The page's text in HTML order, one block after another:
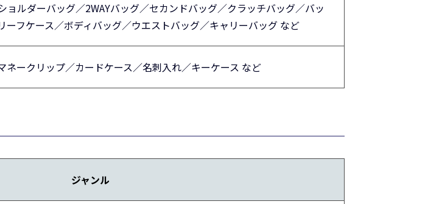
ョルダーバッグ／2WAYバッグ／セカンドバッグ／クラッチバッグ／バッ
ーフケース／ボディバッグ／ウエストバッグ／キャリーバッグ など
ネークリップ／カードケース／名刺入れ／キーケース など
ジャンル